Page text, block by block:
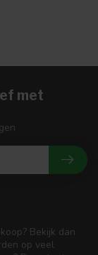
Bekijk dan
op veel
met